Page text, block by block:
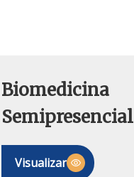
Biomedicina
Semipresencial
Visualizar